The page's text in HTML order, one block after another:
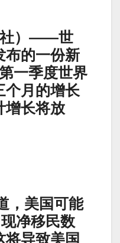
社）——世
布的一份新
一季度世界
个月的增长
增长将放
，美国可能
净移民数
导致美国